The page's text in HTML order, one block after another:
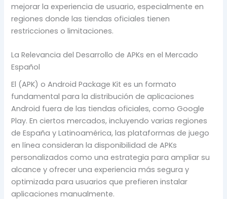
mejorar la experiencia de usuario, especialmente en
regiones donde las tiendas oficiales tienen
restricciones o limitaciones.
La Relevancia del Desarrollo de APKs en el Mercado
Español
El (APK) o Android Package Kit es un formato
fundamental para la distribución de aplicaciones
Android fuera de las tiendas oficiales, como Google
Play. En ciertos mercados, incluyendo varias regiones
de España y Latinoamérica, las plataformas de juego
en línea consideran la disponibilidad de APKs
personalizados como una estrategia para ampliar su
alcance y ofrecer una experiencia más segura y
optimizada para usuarios que prefieren instalar
aplicaciones manualmente.